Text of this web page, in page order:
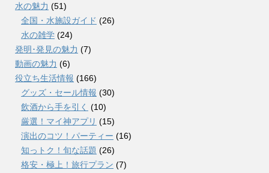
水の魅力 (51)
全国・水施設ガイド (26)
水の雑学 (24)
発明･発見の魅力 (7)
動画の魅力 (6)
役立ち生活情報 (166)
グッズ・セール情報 (30)
飲酒から手を引く (10)
厳選！マイ神アプリ (15)
演出のコツ！パーティー (16)
知っトク！旬な話題 (26)
格安・極上！旅行プラン (7)